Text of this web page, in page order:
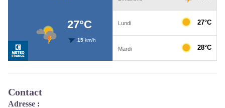
Contact
Adresse :